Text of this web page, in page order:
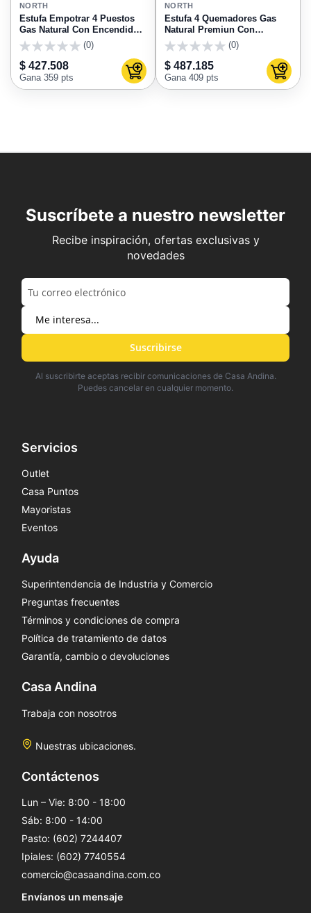
FAVORITOS
NORTH
Estufa Empotrar 4 Puestos
Gas Natural Con Encendido
9002 North
(0)
$ 427.508
Gana 359 pts Agregar al carrito
NORTH
Estufa 4 Quemadores Gas
Natural Premiun Con
Encendido 9003 North
(0)
$ 487.185
Gana 409 pts
Suscríbete a nuestro newsletter
Recibe inspiración, ofertas exclusivas y
novedades
Suscribirse
Al suscribirte aceptas recibir comunicaciones de Casa Andina.
Puedes cancelar en cualquier momento.
Servicios
Outlet
Casa Puntos
Mayoristas
Eventos
Ayuda
Superintendencia de Industria y Comercio
Preguntas frecuentes
Términos y condiciones de compra
Política de tratamiento de datos
Garantía, cambio o devoluciones
Casa Andina
Trabaja con nosotros
Nuestras ubicaciones.
Contáctenos
Lun – Vie: 8:00 - 18:00
Sáb: 8:00 - 14:00
Pasto: (602) 7244407
Ipiales: (602) 7740554
comercio@casaandina.com.co
Envíanos un mensaje